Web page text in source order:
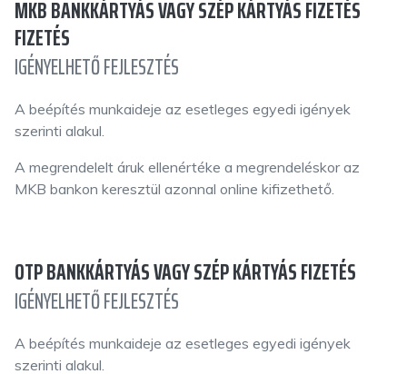
MKB BANKKÁRTYÁS VAGY SZÉP KÁRTYÁS FIZETÉS
FIZETÉS
IGÉNYELHETŐ FEJLESZTÉS
A beépítés munkaideje az esetleges egyedi igények
szerinti alakul.
A megrendelelt áruk ellenértéke a megrendeléskor az
MKB bankon keresztül azonnal online kifizethető.
OTP BANKKÁRTYÁS VAGY SZÉP KÁRTYÁS FIZETÉS
IGÉNYELHETŐ FEJLESZTÉS
A beépítés munkaideje az esetleges egyedi igények
szerinti alakul.